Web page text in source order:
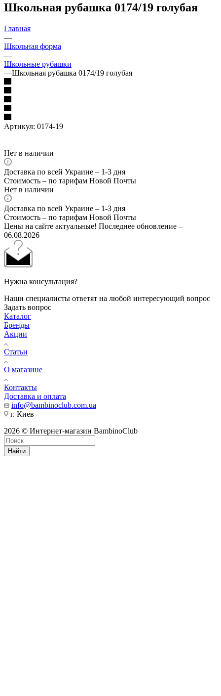
Школьная рубашка 0174/19 голубая
Главная
—
Школьная форма
—
Школьные рубашки
—Школьная рубашка 0174/19 голубая
Артикул: 0174-19
Нет в наличии
Доставка по всей Украине – 1-3 дня
Стоимость – по тарифам Новой Почты
Нет в наличии
Доставка по всей Украине – 1-3 дня
Стоимость – по тарифам Новой Почты
Цены на сайте актуальные! Последнее обновление –
06.08.2026
Нужна консультация?
Наши специалисты ответят на любой интересующий вопрос
Задать вопрос
Каталог
Бренды
Акции
Статьи
О магазине
Контакты
Доставка и оплата
info@bambinoclub.com.ua
г. Киев
2026 © Интернет-магазин BambinoClub
Найти